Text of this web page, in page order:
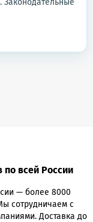
по всей России
— более 8000
сотрудничаем с
Доставка до